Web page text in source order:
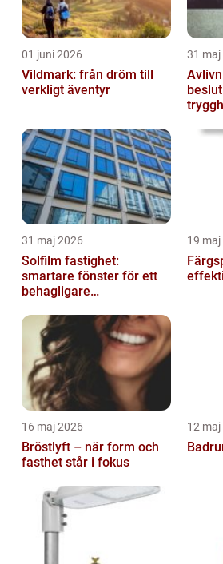
01 juni 2026
Vildmark: från dröm till
verkligt äventyr
31 maj
Avlivning
31 maj 2026
Solfilm fastighet:
smartare fönster för ett
behagligare
19 maj
16 maj 2026
Bröstlyft – när form och
fasthet står i fokus
12 maj